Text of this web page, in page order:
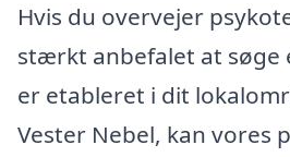
Hvis du overvejer
stærkt anbefalet at søge
er etableret i dit
Vester Nebel, kan vores